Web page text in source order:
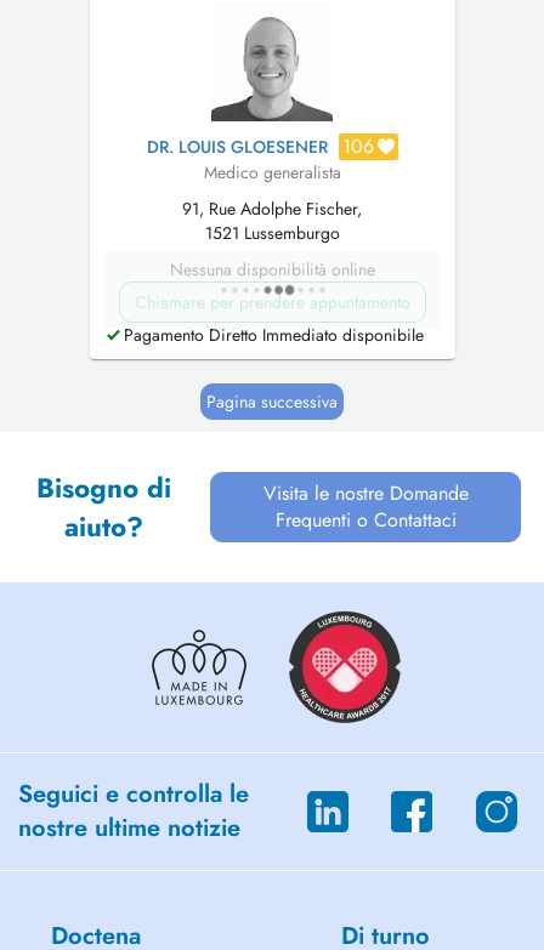
DR. LOUIS GLOESENER 106
Medico generalista
91, Rue Adolphe Fischer,
1521 Lussemburgo
Nessuna disponibilità online
Chiamare per prendere appuntamento
Pagamento Diretto Immediato disponibile
Pagina successiva
Bisogno di
aiuto?
Visita le nostre Domande
Frequenti o Contattaci
Seguici e controlla le
nostre ultime notizie
Doctena Di turno